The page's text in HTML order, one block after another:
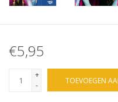
€5,95
+
-
TOEVOEGEN